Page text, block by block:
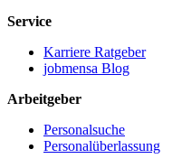
Service
Karriere Ratgeber
jobmensa Blog
Arbeitgeber
Personalsuche
Personalüberlassung